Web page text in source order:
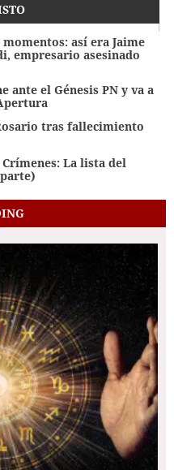
así era Jaime
empresario asesinado
ante el Génesis PN y va a
tras fallecimiento
La lista del